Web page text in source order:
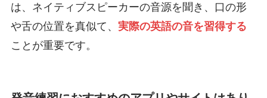
は、ネイティブスピーカーの音源を聞き、口の形
や舌の位置を真似て、 実際の英語の音を習得する
ことが重要です。